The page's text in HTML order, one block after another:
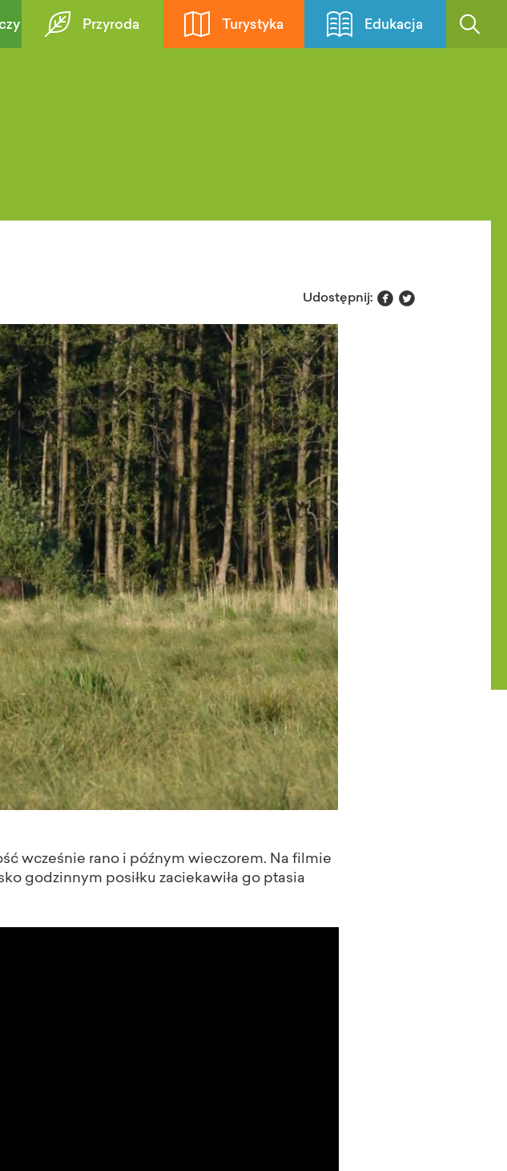
Przyroda Turystyka Edukacja
Udostępnij:  
wcześnie rano i późnym wieczorem. Na filmie
godzinnym posiłku zaciekawiła go ptasia